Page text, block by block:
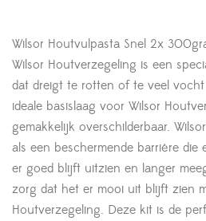
Wilsor Houtvulpasta Snel 2x
Wilsor Houtverzegeling is een
dat dreigt te rotten of te veel
ideale basislaag voor Wilsor
gemakkelijk overschilderbaar.
als een beschermende barrière
er goed blijft uitzien en langer
zorg dat het er mooi uit blijft zien
Houtverzegeling. Deze kit is de